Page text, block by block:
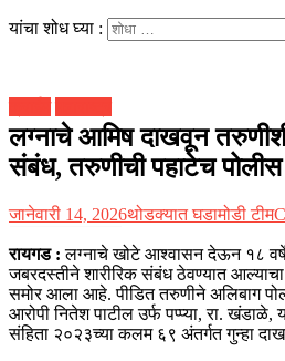
यांचा शोध घ्या :
लग्नाचे आमिष दाखवून
संबंध, तरुणीची पहाटेच
जानेवारी 14, 2026थोडक्यात घडामोडी टीम
रायगड : लग्नाचे खोटे आश्वासन देऊन १८ वर्षे
जबरदस्तीने शारीरिक संबंध ठेवण्यात
समोर आला आहे. पीडित तरुणीने अलिबाग
आरोपी नितेश पाटील उर्फ पप्प्या, रा. खंडाळे,
संहिता २०२३च्या कलम ६९ अंतर्गत गुन्हा